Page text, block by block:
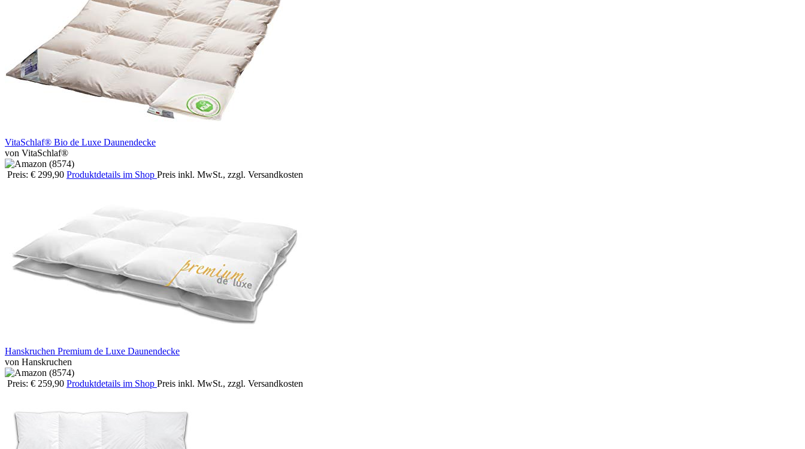
VitaSchlaf® Bio de Luxe Daunendecke
von VitaSchlaf®
Preis: € 299,90 Produktdetails im Shop Preis inkl. MwSt., zzgl. Versandkosten
Hanskruchen Premium de Luxe Daunendecke
von Hanskruchen
Preis: € 259,90 Produktdetails im Shop Preis inkl. MwSt., zzgl. Versandkosten